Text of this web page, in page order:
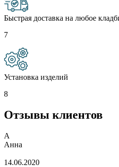
Быстрая доставка на любое
7
Установка изделий
8
Отзывы клиентов
А
Анна
14.06.2020